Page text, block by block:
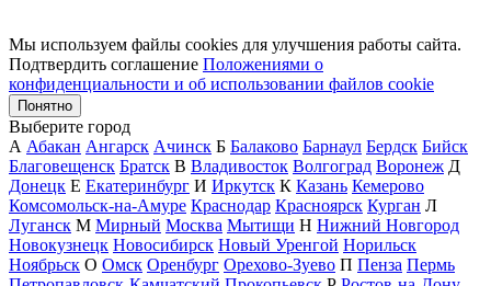
Мы используем файлы cookies для улучшения работы сайта.
Подтвердить соглашение Положениями о
конфиденциальности и об использовании файлов cookie
Понятно
Выберите город
А Абакан Ангарск Ачинск Б Балаково Барнаул Бердск Бийск
Благовещенск Братск В Владивосток Волгоград Воронеж Д
Донецк Е Екатеринбург И Иркутск К Казань Кемерово
Комсомольск-на-Амуре Краснодар Красноярск Курган Л
Луганск М Мирный Москва Мытищи Н Нижний Новгород
Новокузнецк Новосибирск Новый Уренгой Норильск
Ноябрьск О Омск Оренбург Орехово-Зуево П Пенза Пермь